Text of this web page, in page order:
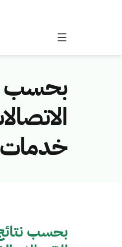
خدمات